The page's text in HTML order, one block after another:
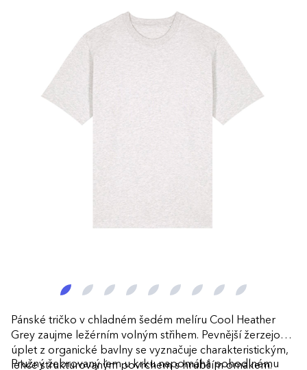
Pánské tričko v chladném šedém melíru Cool Heather
Grey zaujme ležérním volným střihem. Pevnější žerzejový
úplet z organické bavlny se vyznačuje charakteristickým,
lehce strukturovaným povrchem s hrubším omakem.
Pružný žebrovaný lem u krku napomáhá pohodlnému